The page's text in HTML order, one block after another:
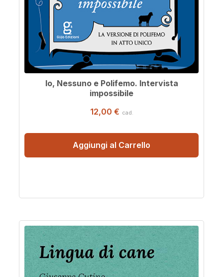
12,00 € cad.
Io, Nessuno e Polifemo. Intervista
impossibile
Aggiungi al Carrello